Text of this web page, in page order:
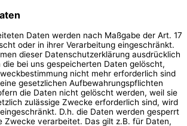
Daten werden nach Maßgabe der Art. 17
oder in ihrer Verarbeitung eingeschränkt.
dieser Datenschutzerklärung ausdrücklich
bei uns gespeicherten Daten gelöscht,
nicht mehr erforderlich sind
gesetzlichen Aufbewahrungspflichten
die Daten nicht gelöscht werden, weil sie
zulässige Zwecke erforderlich sind, wird
D.h. die Daten werden gesperrt
Zwecke verarbeitet. Das gilt z.B. für Daten,